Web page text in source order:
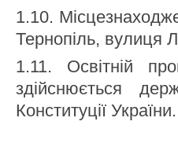
1.10.
Тернопіль, вулиця
1.11. Освітній
здійснюється
Конституції України.